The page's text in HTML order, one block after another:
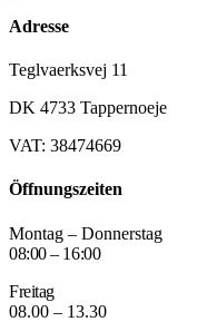
Adresse
Teglvaerksvej 11
DK 4733 Tappernoeje
VAT: 38474669
Öffnungszeiten
Montag – Donnerstag
08:00 – 16:00
Freitag
08.00 – 13.30